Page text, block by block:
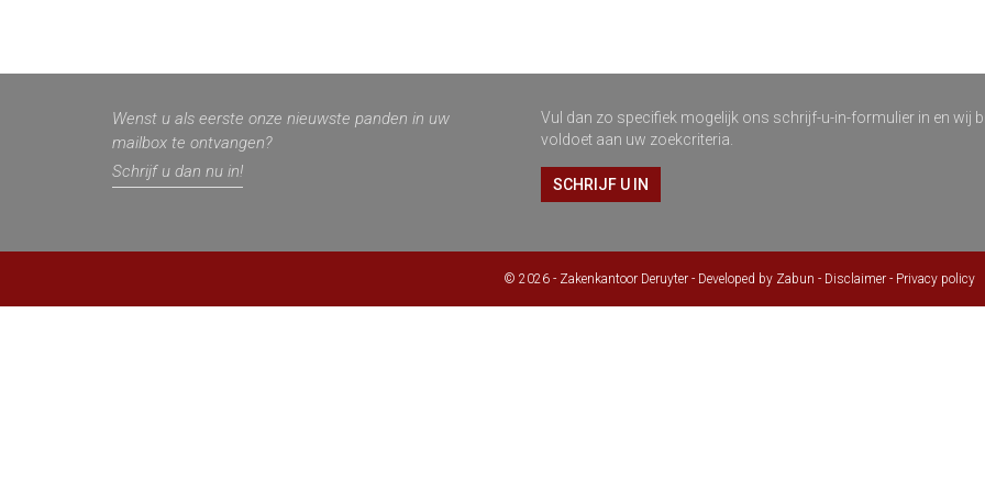
Wenst u als eerste onze nieuwste panden in uw
mailbox te ontvangen?
Schrijf u dan nu in!
Vul dan zo specifiek mogelijk ons schrijf-u-in-formulier in en wij
voldoet aan uw zoekcriteria.
SCHRIJF U IN
© 2026 - Zakenkantoor Deruyter - Developed by Zabun - Disclaimer- Privacy policy